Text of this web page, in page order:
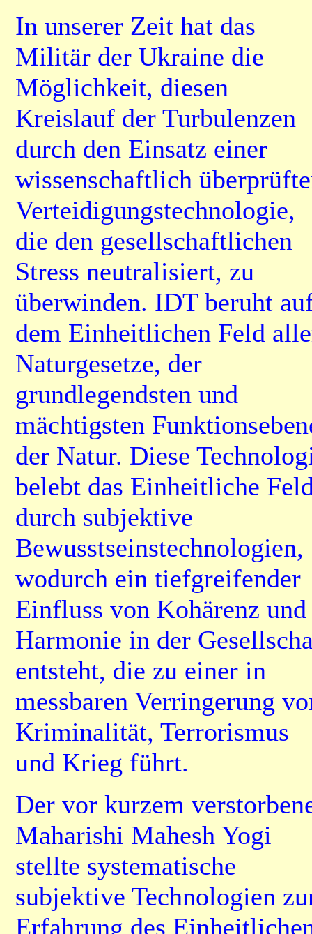
In unserer Zeit hat das
Militär der Ukraine die
Möglichkeit, diesen
Kreislauf der Turbulenzen
durch den Einsatz einer
wissenschaftlich
Verteidigungstechnologie,
die den gesellschaftlichen
Stress neutralisiert, zu
überwinden. IDT beruht
dem Einheitlichen Feld
Naturgesetze, der
grundlegendsten und
mächtigsten
der Natur. Diese
belebt das Einheitliche
durch subjektive
Bewusstseinstechnologien,
wodurch ein tiefgreifender
Einfluss von Kohärenz und
Harmonie in der
entsteht, die zu einer in
messbaren Verringerung
Kriminalität, Terrorismus
und Krieg führt.
Der vor kurzem
Maharishi Mahesh Yogi
stellte systematische
subjektive Technologien
Erfahrung des